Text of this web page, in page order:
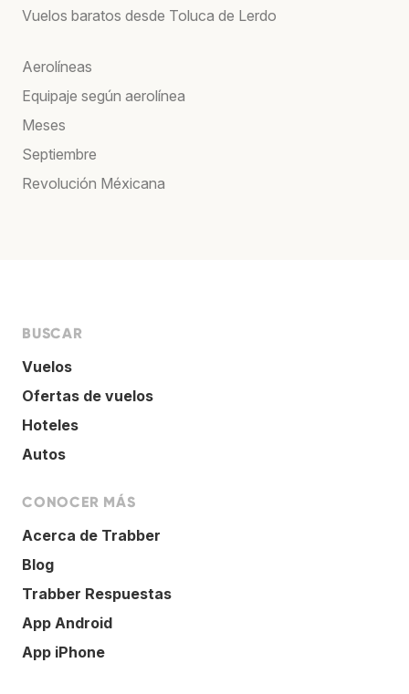
Vuelos baratos desde Toluca de Lerdo
Aerolíneas
Equipaje según aerolínea
Meses
Septiembre
Revolución Méxicana
BUSCAR
Vuelos
Ofertas de vuelos
Hoteles
Autos
CONOCER MÁS
Acerca de Trabber
Blog
Trabber Respuestas
App Android
App iPhone